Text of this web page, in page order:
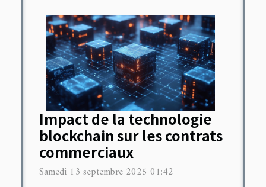
Impact de la technologie
blockchain sur les contrats
commerciaux
Samedi 13 septembre 2025 01:42